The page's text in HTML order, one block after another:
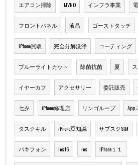
エアコン掃除 MVNO インフラ事業
フロントパネル 液晶 ゴーストタッチ
iPhone買取 完全分解洗浄 コーティング
ブルーライトカット 除菌抗菌 夏
イヤーカフ アクセサリー 委託販売
七夕 iPhone修理店 リンゴループ App
タスクキル iPhone豆知識 サブスクSIM
バキフォン ios16 ios iPhone１１